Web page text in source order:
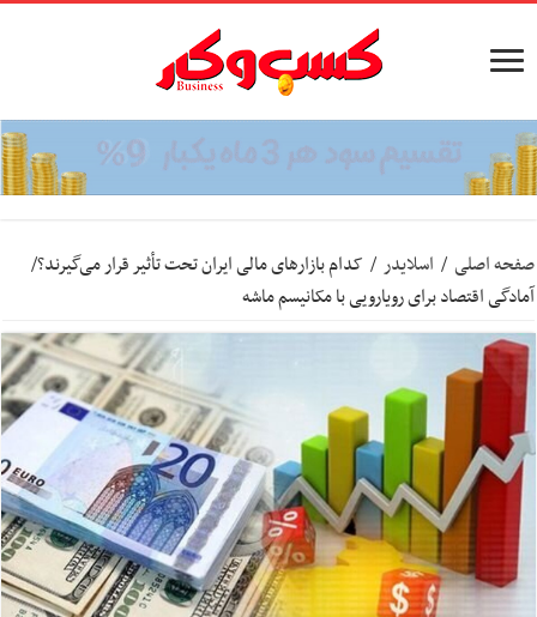
صفحه اصلی / اسلایدر / کدام بازارهای مالی ایران تحت تأثیر قرار می‌گیرند؟/
آمادگی اقتصاد برای رویارویی با مکانیسم ماشه